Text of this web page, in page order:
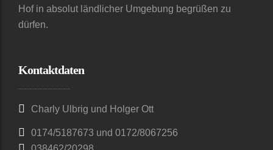
Hof in absolut ländlicher Umgebung begrüßen zu
dürfen.
Kontaktdaten
Charly Ulbrig und Holger Ott
0174/5187673 und 0172/8067256